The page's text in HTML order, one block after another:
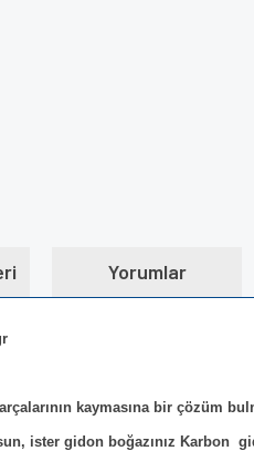
Yorumlar
kaymasına bir çözüm
ister gidon boğazınız Karbon